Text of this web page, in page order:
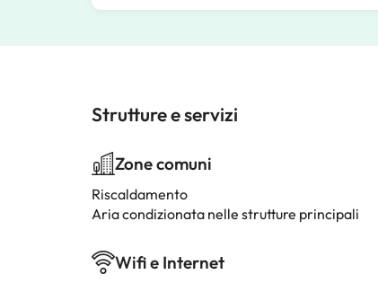
Strutture e servizi
Zone comuni
Riscaldamento
Aria condizionata nelle strutture principali
Wifi e Internet